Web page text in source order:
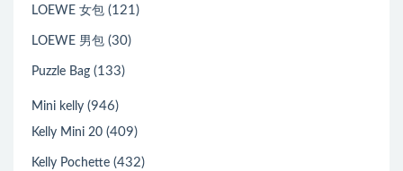
LOEWE 女包 (121)
LOEWE 男包 (30)
Puzzle Bag (133)
Mini kelly (946)
Kelly Mini 20 (409)
Kelly Pochette (432)